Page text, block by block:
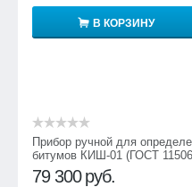
В КОРЗИНУ
Прибор ручной для
битумов КИШ-01 (ГОСТ
79 300 руб.